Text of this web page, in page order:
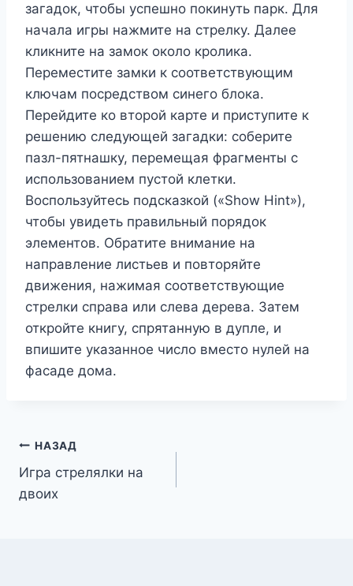
загадок, чтобы успешно покинуть парк. Для
начала игры нажмите на стрелку. Далее
кликните на замок около кролика.
Переместите замки к соответствующим
ключам посредством синего блока.
Перейдите ко второй карте и приступите к
решению следующей загадки: соберите
пазл-пятнашку, перемещая фрагменты с
использованием пустой клетки.
Воспользуйтесь подсказкой («Show Hint»),
чтобы увидеть правильный порядок
элементов. Обратите внимание на
направление листьев и повторяйте
движения, нажимая соответствующие
стрелки справа или слева дерева. Затем
откройте книгу, спрятанную в дупле, и
впишите указанное число вместо нулей на
фасаде дома.
Навигация
по
НАЗАД
Игра стрелялки на
двоих